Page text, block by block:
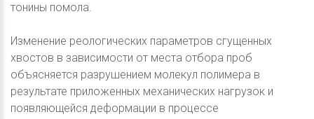
тонины помола.
Изменение реологических параметров сгущенных
хвостов в зависимости от места отбора проб
объясняется разрушением молекул полимера в
результате приложенных механических нагрузок и
появляющейся деформации в процессе